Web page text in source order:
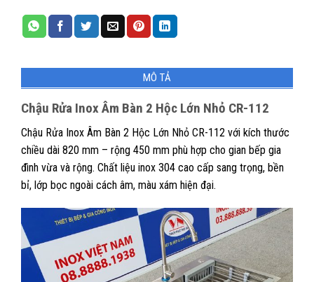
MÔ TẢ
Chậu Rửa Inox Âm Bàn 2 Hộc Lớn Nhỏ CR-112
Chậu Rửa Inox Âm Bàn 2 Hộc Lớn Nhỏ CR-112 với kích thước
chiều dài 820 mm – rộng 450 mm phù hợp cho gian bếp gia
đình vừa và rộng. Chất liệu inox 304 cao cấp sang trọng, bền
bỉ, lớp bọc ngoài cách âm, màu xám hiện đại.